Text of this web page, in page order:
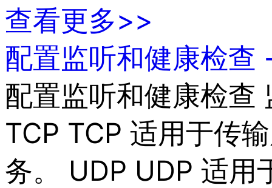
查看更多>>
配置监听和健康检
配置监听和健康检查
TCP TCP 适用于传
务。 UDP UDP 适用